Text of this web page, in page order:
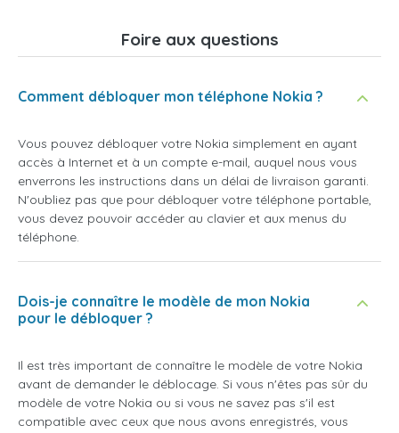
Foire aux questions
Comment débloquer mon téléphone Nokia ?
Vous pouvez débloquer votre Nokia simplement en ayant
accès à Internet et à un compte e-mail, auquel nous vous
enverrons les instructions dans un délai de livraison garanti.
N'oubliez pas que pour débloquer votre téléphone portable,
vous devez pouvoir accéder au clavier et aux menus du
téléphone.
Dois-je connaître le modèle de mon Nokia
pour le débloquer ?
Il est très important de connaître le modèle de votre Nokia
avant de demander le déblocage. Si vous n'êtes pas sûr du
modèle de votre Nokia ou si vous ne savez pas s'il est
compatible avec ceux que nous avons enregistrés, vous